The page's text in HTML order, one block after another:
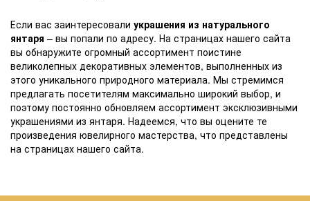
Если вас заинтересовали украшения из натурального
янтаря – вы попали по адресу. На страницах нашего сайта
вы обнаружите огромный ассортимент поистине
великолепных декоративных элементов, выполненных из
этого уникального природного материала. Мы стремимся
предлагать посетителям максимально широкий выбор, и
поэтому постоянно обновляем ассортимент эксклюзивными
украшениями из янтаря. Надеемся, что вы оцените те
произведения ювелирного мастерства, что представлены
на страницах нашего сайта.